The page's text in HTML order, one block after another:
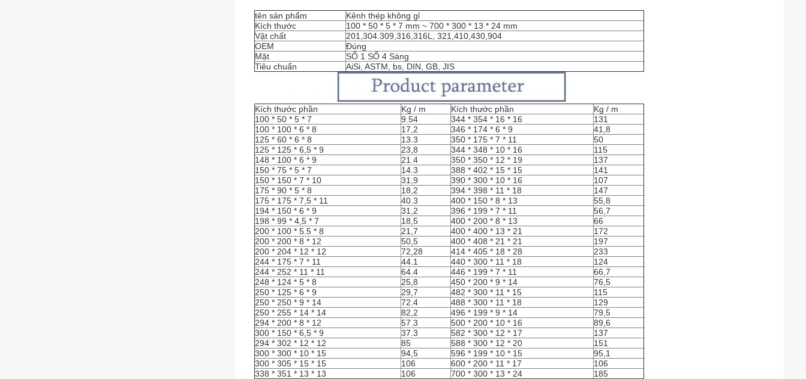
tên sản phẩm
Kênh thép không gỉ
Kích thước
100 * 50 * 5 * 7 mm ~ 700 * 300 * 13 * 24 mm
Vật chất
201,304.309,316,316L, 321,410,430,904
OEM
Đúng
Mặt
SỐ 1 SỐ 4 Sáng
Tiêu chuẩn
AiSi, ASTM, bs, DIN, GB, JIS
Kích thước phần Kg / m Kích thước phần
Kg / m
100 * 50 * 5 * 7
9.54 344 * 354 * 16 * 16
131
100 * 100 * 6 * 8
17,2 346 * 174 * 6 * 9
41,8
125 * 60 * 6 * 8
13.3 350 * 175 * 7 * 11
50
125 * 125 * 6,5 * 9
23,8 344 * 348 * 10 * 16
115
148 * 100 * 6 * 9
21.4 350 * 350 * 12 * 19
137
150 * 75 * 5 * 7
14.3 388 * 402 * 15 * 15
141
150 * 150 * 7 * 10
31,9 390 * 300 * 10 * 16
107
175 * 90 * 5 * 8
18,2 394 * 398 * 11 * 18
147
175 * 175 * 7,5 * 11
40.3 400 * 150 * 8 * 13
55,8
194 * 150 * 6 * 9
31,2 396 * 199 * 7 * 11
56,7
198 * 99 * 4,5 * 7
18,5 400 * 200 * 8 * 13
66
200 * 100 * 5.5 * 8
21,7 400 * 400 * 13 * 21
172
200 * 200 * 8 * 12
50,5 400 * 408 * 21 * 21
197
200 * 204 * 12 * 12
72,28 414 * 405 * 18 * 28
233
244 * 175 * 7 * 11
44.1 440 * 300 * 11 * 18
124
244 * 252 * 11 * 11
64.4 446 * 199 * 7 * 11
66,7
248 * 124 * 5 * 8
25,8 450 * 200 * 9 * 14
76,5
250 * 125 * 6 * 9
29,7 482 * 300 * 11 * 15
115
250 * 250 * 9 * 14
72.4 488 * 300 * 11 * 18
129
250 * 255 * 14 * 14
82,2 496 * 199 * 9 * 14
79,5
294 * 200 * 8 * 12
57.3 500 * 200 * 10 * 16
89,6
300 * 150 * 6,5 * 9
37.3 582 * 300 * 12 * 17
137
294 * 302 * 12 * 12
85 588 * 300 * 12 * 20
151
300 * 300 * 10 * 15
94,5 596 * 199 * 10 * 15
95,1
300 * 305 * 15 * 15
106 600 * 200 * 11 * 17
106
338 * 351 * 13 * 13
106 700 * 300 * 13 * 24 185